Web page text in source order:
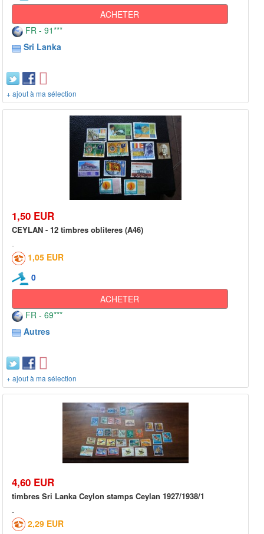
ACHETER
FR - 91***
Sri Lanka
+ ajout à ma sélection
1,50 EUR
CEYLAN - 12 timbres obliteres (A46)
1,05 EUR
0
ACHETER
FR - 69***
Autres
+ ajout à ma sélection
4,60 EUR
timbres Sri Lanka Ceylon stamps Ceylan 1927/1938/1
2,29 EUR